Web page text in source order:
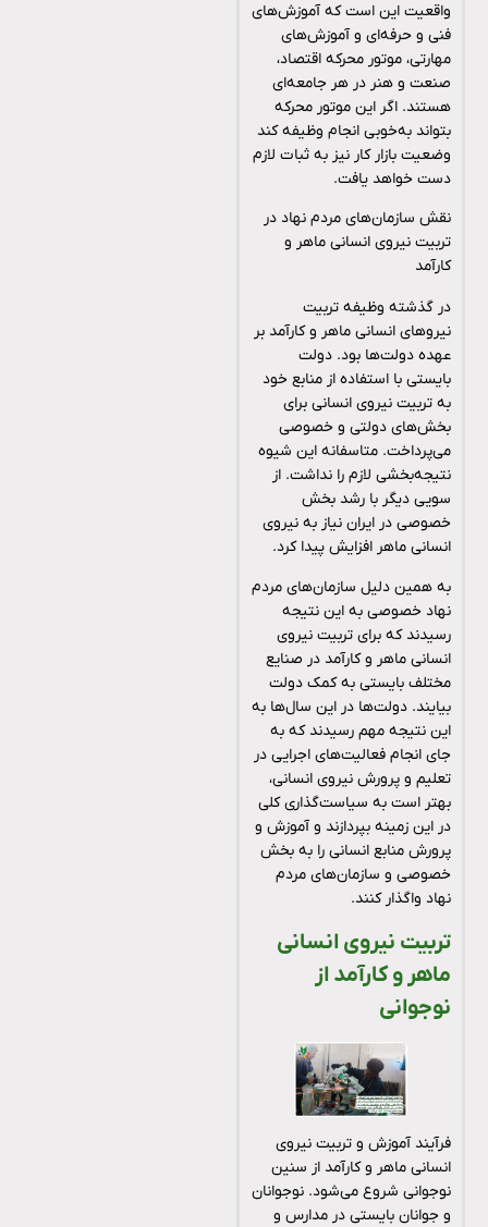
واقعیت این است که آموزش‌های
فنی و حرفه‌ای و آموزش‌های
مهارتی، موتور محرکه اقتصاد،
صنعت و هنر در هر جامعه‌ای
هستند. اگر این موتور محرکه
بتواند به‌خوبی انجام وظیفه کند
وضعیت بازار کار نیز به ثبات لازم
دست خواهد یافت.
نقش سازمان‌های مردم نهاد در
تربیت نیروی انسانی ماهر و
کارآمد
در گذشته وظیفه تربیت
نیروهای انسانی ماهر و کارآمد بر
عهده دولت‌ها بود. دولت
بایستی با استفاده از منابع خود
به تربیت نیروی انسانی برای
بخش‌های دولتی و خصوصی
می‌پرداخت. متاسفانه این شیوه
نتیجه‌بخشی لازم را نداشت. از
سویی دیگر با رشد بخش
خصوصی در ایران نیاز به نیروی
انسانی ماهر افزایش پیدا کرد.
به همین دلیل سازمان‌های مردم
نهاد خصوصی به این نتیجه
رسیدند که برای تربیت نیروی
انسانی ماهر و کارآمد در صنایع
مختلف بایستی به کمک دولت
بیایند. دولت‌ها در این سال‌ها به
این نتیجه مهم رسیدند که به
جای انجام فعالیت‌های اجرایی در
تعلیم و پرورش نیروی انسانی،
بهتر است به سیاست‌گذاری کلی
در این زمینه بپردازند و آموزش و
پرورش منابع انسانی را به بخش
خصوصی و سازمان‌های مردم
نهاد واگذار کنند.
تربیت نیروی انسانی
ماهر و کارآمد از
نوجوانی
فرآیند آموزش و تربیت نیروی
انسانی ماهر و کارآمد از سنین
نوجوانی شروع می‌شود. نوجوانان
و جوانان بایستی در مدارس و